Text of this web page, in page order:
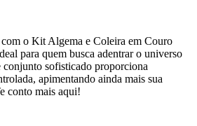
com o Kit Algema e Coleira em Couro
para quem busca adentrar o universo
conjunto sofisticado proporciona
apimentando ainda mais sua
conto mais aqui!